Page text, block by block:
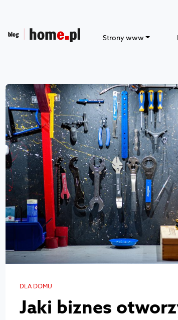
Strony www
DLA DOMU
Jaki biznes